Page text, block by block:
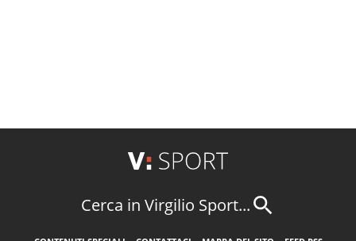
Cerca in Virgilio Sport...